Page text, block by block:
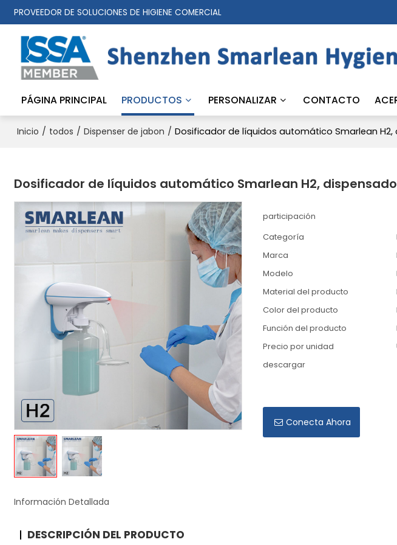
PROVEEDOR DE SOLUCIONES DE HIGIENE COMERCIAL
PÁGINA PRINCIPAL PRODUCTOS PERSONALIZAR CONTACTO
Inicio / todos / Dispenser de jabon / Dosificador de líquidos automático Smarlean
Dosificador de líquidos automático Smarlean H2,
participación
Categoría
Marca
Modelo
Material del producto
Color del producto
Función del producto
Precio por unidad
descargar
Conecta Ahora
Información Detallada
DESCRIPCIÓN DEL PRODUCTO